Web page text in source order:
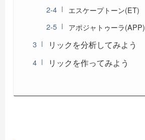
エスケープトーン(ET)
アポジャトゥーラ(APP)
リックを分析してみよう
リックを作ってみよう